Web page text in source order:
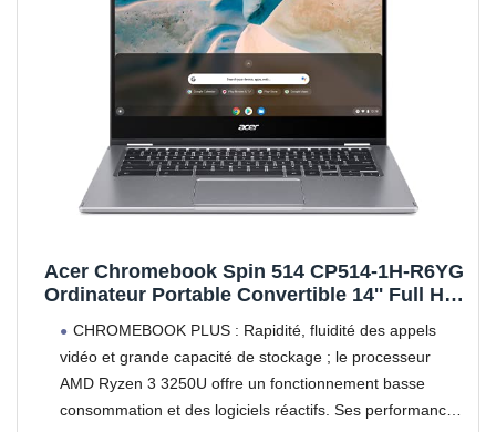
Acer Chromebook Spin 514 CP514-1H-R6YG
Ordinateur Portable Convertible 14'' Full HD,
64Go eMMC, AMD Radeon Graphics, Chrome
OS) - Clavier AZERTY, Laptop Gris
CHROMEBOOK PLUS : Rapidité, fluidité des appels
vidéo et grande capacité de stockage ; le processeur
AMD Ryzen 3 3250U offre un fonctionnement basse
consommation et des logiciels réactifs. Ses performances